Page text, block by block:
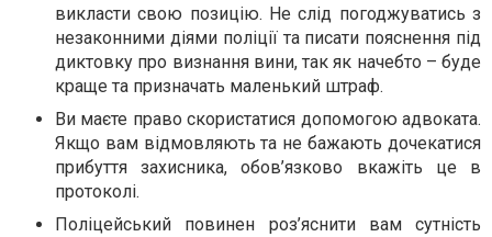
викласти свою позицію. Не слід погоджуватись з
незаконними діями поліції та писати пояснення під
диктовку про визнання вини, так як начебто – буде
краще та призначать маленький штраф.
Ви маєте право скористатися допомогою адвоката.
Якщо вам відмовляють та не бажають дочекатися
прибуття захисника, обов’язково вкажіть це в
протоколі.
Поліцейський повинен роз’яснити вам сутність